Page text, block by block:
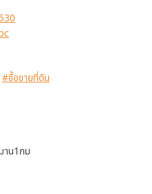
#ซื้อขายที่ดิน
าน1กม